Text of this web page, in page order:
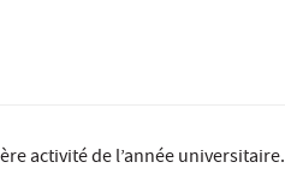
activité de l’année universitaire.